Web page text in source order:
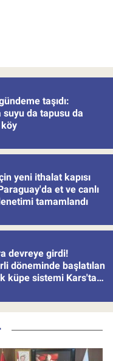
taşıdı:
suyu da tapusu da
yeni ithalat kapısı
et ve canlı
tamamlandı
devreye girdi!
döneminde başlatılan
küpe sistemi Kars'tan